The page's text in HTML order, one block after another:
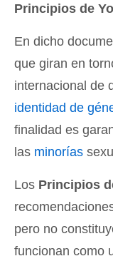
Principios de
En dicho
que giran en
internacional de
identidad de
finalidad es
las minorías
Los Principios
pero no
funcionan como